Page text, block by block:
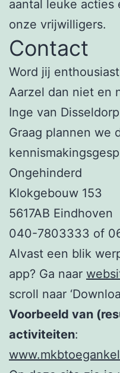
aantal leuke acties
onze vrijwilligers.
Contact
Word jij
Aarzel dan niet en
Inge van
Graag plannen we
Ongehinderd
Klokgebouw 153
5617AB Eindhoven
040-7803333 of
Alvast een blik
app? Ga naar
scroll naar
Voorbeeld van
activiteiten: